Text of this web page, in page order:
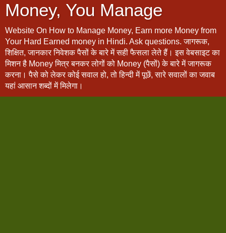
Money, You Manage
Website On How to Manage Money, Earn more Money from
Your Hard Earned money in Hindi. Ask questions. जागरूक,
शिक्षित, जानकार निवेशक पैसों के बारे में सही फैसला लेते हैं। इस वेबसाइट का
मिशन है Money मित्र बनकर लोगों को Money (पैसों) के बारे में जागरूक
करना। पैसे को लेकर कोई सवाल हो, तो हिन्दी में पूछें, सारे सवालों का जवाब
यहां आसान शब्दों में मिलेगा।